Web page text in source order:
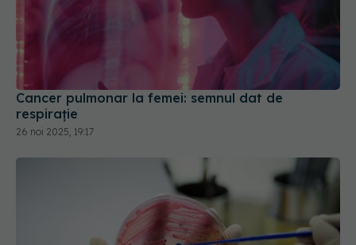
Cancer pulmonar la femei: semnul dat de
respirație
26 noi 2025, 19:17